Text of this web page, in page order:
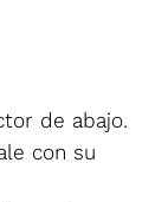
de abajo.
con su